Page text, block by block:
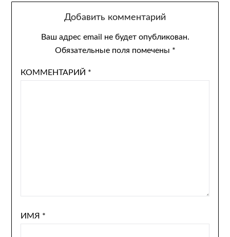
Добавить комментарий
Ваш адрес email не будет опубликован.
Обязательные поля помечены *
КОММЕНТАРИЙ *
ИМЯ *